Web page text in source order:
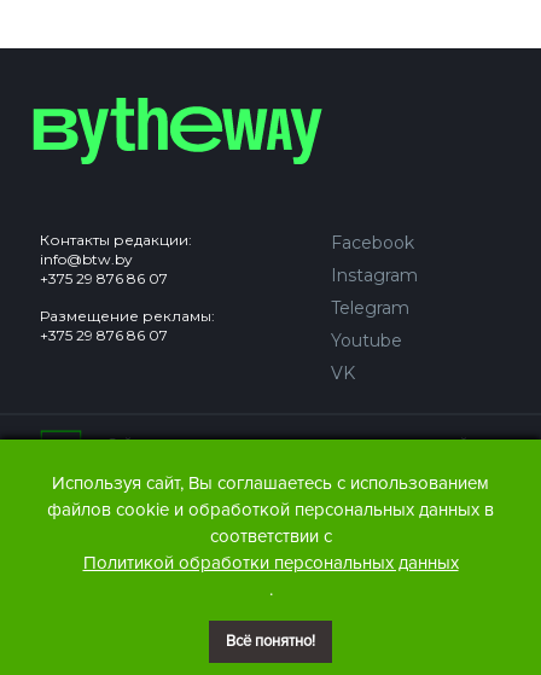
Контакты редакции:
info@btw.by
+375 29 876 86 07
Размещение рекламы:
+375 29 876 86 07
Facebook
Instagram
Telegram
Youtube
VK
Сайт может содержать контент, не предназначенный для
© 2016 – 2026 ООО
материалов The Bytheway ссылка
© 2016 – 2026 Publishing house IDEW MEDIA BELARUS
Используя сайт, Вы соглашаетесь с использованием
файлов cookie и обработкой персональных данных в
соответствии с
Политикой обработки персональных данных
.
Всё понятно!